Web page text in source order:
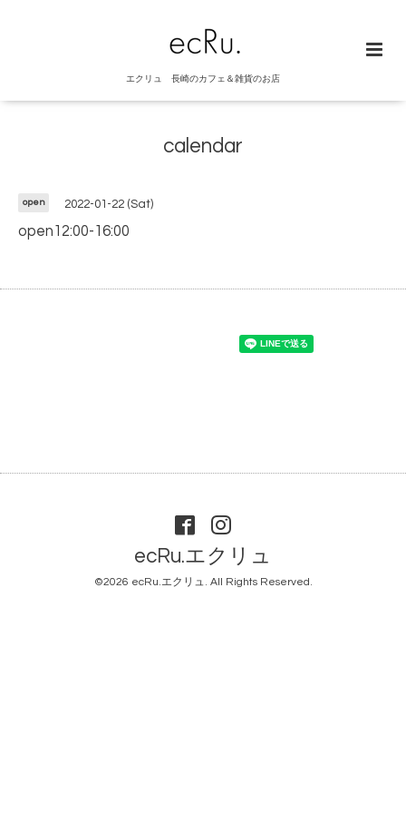
エクリュ 長崎のカフェ＆雑貨のお店
calendar
open 2022-01-22 (Sat)
open12:00-16:00
ecRu.エクリュ
©2026 ecRu.エクリュ. All Rights Reserved.